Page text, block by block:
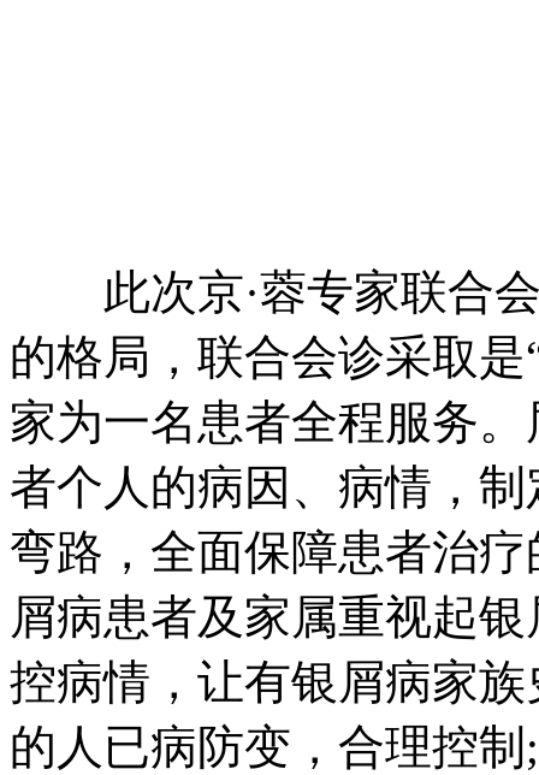
此次京·蓉专家联合会
的格局，联合会诊采取
家为一名患者全程服务
者个人的病因、病情，
弯路，全面保障患者治
屑病患者及家属重视起
控病情，让有银屑病家
的人已病防变，合理控